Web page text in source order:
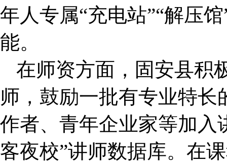
年人专属“充电站”“解压
能。
在师资方面，固安县积
师，鼓励一批有专业特
作者、青年企业家等加入
客夜校”讲师数据库。在